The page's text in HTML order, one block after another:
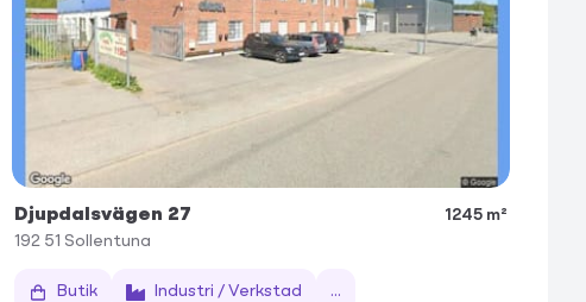
Djupdalsvägen 27
1245 m²
192 51 Sollentuna
Butik Industri / Verkstad ...